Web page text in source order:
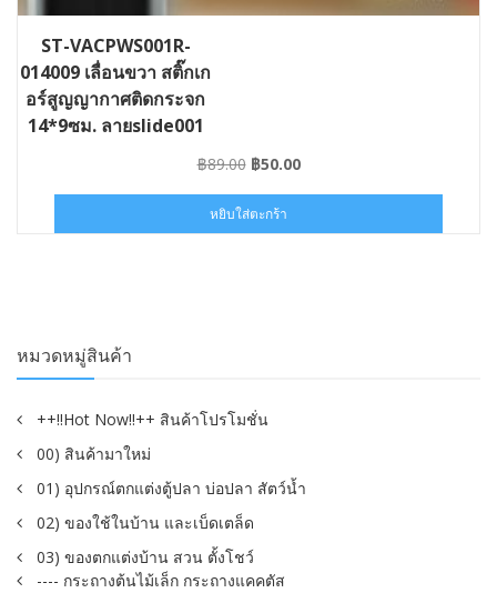
ST-VACPWS001R-
014009 เลื่อนขวา สติ๊กเก
อร์สูญญากาศติดกระจก
14*9ซม. ลายslide001
฿89.00 Original
was:
฿89.00.
฿50.00Current
฿50.00.
หยิบใส่ตะกร้า
หมวดหมู่สินค้า
++!!Hot Now!!++ สินค้าโปรโมชั่น
00) สินค้ามาใหม่
01) อุปกรณ์ตกแต่งตู้ปลา บ่อปลา สัตว์น้ำ
02) ของใช้ในบ้าน และเบ็ดเตล็ด
03) ของตกแต่งบ้าน สวน ตั้งโชว์
---- กระถางต้นไม้เล็ก กระถางแคคตัส